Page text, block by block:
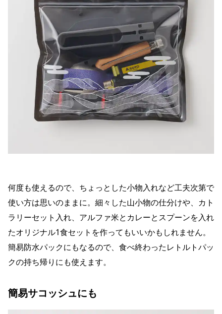
何度も使えるので、ちょっとした小物入れなど工夫次第で
使い方は思いのままに。細々した山小物の仕分けや、カト
ラリーセット入れ、アルファ米とカレーとスプーンを入れ
たオリジナル1食セットを作ってもいいかもしれません。
簡易防水パックにもなるので、食べ終わったレトルトパッ
クの持ち帰りにも使えます。
簡易サコッシュにも